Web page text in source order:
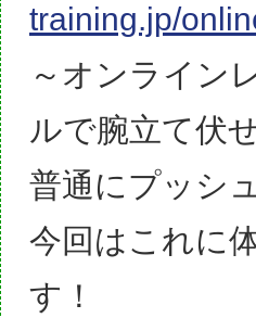
training.jp/
～オンライン
ルで腕立て伏
普通にプッシ
今回はこれに
す！